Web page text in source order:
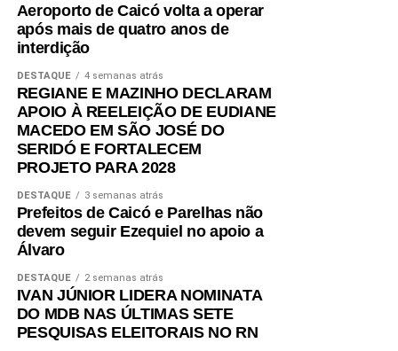
Aeroporto de Caicó volta a operar
após mais de quatro anos de
interdição
DESTAQUE 4 semanas atrás
REGIANE E MAZINHO DECLARAM
APOIO À REELEIÇÃO DE EUDIANE
MACEDO EM SÃO JOSÉ DO
SERIDÓ E FORTALECEM
PROJETO PARA 2028
DESTAQUE 3 semanas atrás
Prefeitos de Caicó e Parelhas não
devem seguir Ezequiel no apoio a
Álvaro
DESTAQUE 2 semanas atrás
IVAN JÚNIOR LIDERA NOMINATA
DO MDB NAS ÚLTIMAS SETE
PESQUISAS ELEITORAIS NO RN